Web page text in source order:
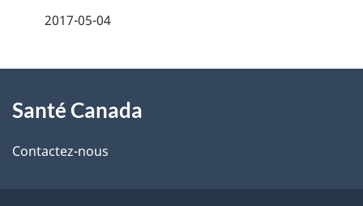
i
l
2017-05-04
propos
de
Santé Canada
Contactez-nous